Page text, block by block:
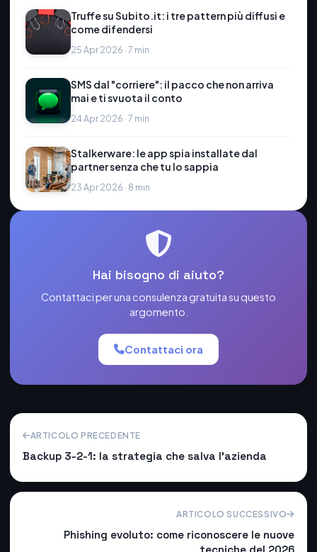
Truffe su Subito.it: i tre pattern più diffusi e
come difendersi
25 Apr 2026 · 7 min
SMS dal "corriere": il pacco che non arriva
mai e ti svuota il conto
24 Apr 2026 · 7 min
Stalkerware: le app spia installate dal
partner senza che tu lo sappia
23 Apr 2026 · 8 min
Hai bisogno di aiuto?
Contattaci per una consulenza gratuita su questo
argomento.
Contattaci ora
ARTICOLO PRECEDENTE
Backup 3-2-1: la strategia che salva l'azienda
ARTICOLO SUCCESSIVO
Phishing evoluto: come riconoscere le nuove